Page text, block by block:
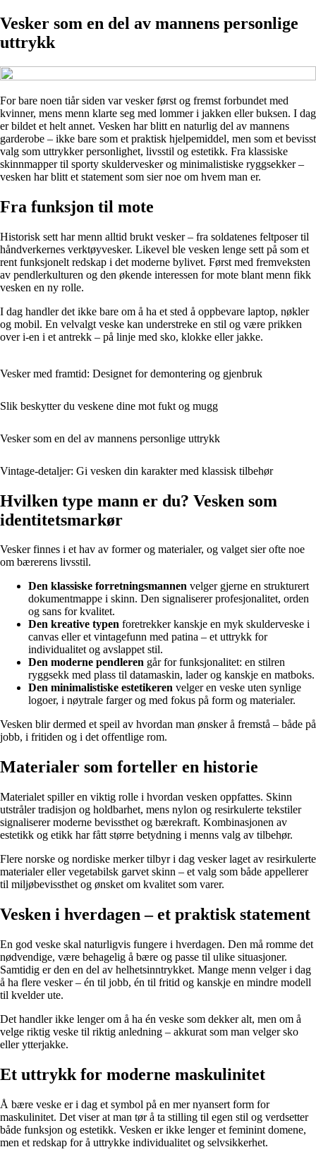
Vesker som en del av mannens personlige
uttrykk
For bare noen tiår siden var vesker først og fremst forbundet med
kvinner, mens menn klarte seg med lommer i jakken eller buksen. I dag
er bildet et helt annet. Vesken har blitt en naturlig del av mannens
garderobe – ikke bare som et praktisk hjelpemiddel, men som et bevisst
valg som uttrykker personlighet, livsstil og estetikk. Fra klassiske
skinnmapper til sporty skuldervesker og minimalistiske ryggsekker –
vesken har blitt et statement som sier noe om hvem man er.
Fra funksjon til mote
Historisk sett har menn alltid brukt vesker – fra soldatenes feltposer til
håndverkernes verktøyvesker. Likevel ble vesken lenge sett på som et
rent funksjonelt redskap i det moderne bylivet. Først med fremveksten
av pendlerkulturen og den økende interessen for mote blant menn fikk
vesken en ny rolle.
I dag handler det ikke bare om å ha et sted å oppbevare laptop, nøkler
og mobil. En velvalgt veske kan understreke en stil og være prikken
over i-en i et antrekk – på linje med sko, klokke eller jakke.
Vesker med framtid: Designet for demontering og gjenbruk
Slik beskytter du veskene dine mot fukt og mugg
Vesker som en del av mannens personlige uttrykk
Vintage-detaljer: Gi vesken din karakter med klassisk tilbehør
Hvilken type mann er du? Vesken som
identitetsmarkør
Vesker finnes i et hav av former og materialer, og valget sier ofte noe
om bærerens livsstil.
Den klassiske forretningsmannen velger gjerne en strukturert
dokumentmappe i skinn. Den signaliserer profesjonalitet, orden
og sans for kvalitet.
Den kreative typen foretrekker kanskje en myk skulderveske i
canvas eller et vintagefunn med patina – et uttrykk for
individualitet og avslappet stil.
Den moderne pendleren går for funksjonalitet: en stilren
ryggsekk med plass til datamaskin, lader og kanskje en matboks.
Den minimalistiske estetikeren velger en veske uten synlige
logoer, i nøytrale farger og med fokus på form og materialer.
Vesken blir dermed et speil av hvordan man ønsker å fremstå – både på
jobb, i fritiden og i det offentlige rom.
Materialer som forteller en historie
Materialet spiller en viktig rolle i hvordan vesken oppfattes. Skinn
utstråler tradisjon og holdbarhet, mens nylon og resirkulerte tekstiler
signaliserer moderne bevissthet og bærekraft. Kombinasjonen av
estetikk og etikk har fått større betydning i menns valg av tilbehør.
Flere norske og nordiske merker tilbyr i dag vesker laget av resirkulerte
materialer eller vegetabilsk garvet skinn – et valg som både appellerer
til miljøbevissthet og ønsket om kvalitet som varer.
Vesken i hverdagen – et praktisk statement
En god veske skal naturligvis fungere i hverdagen. Den må romme det
nødvendige, være behagelig å bære og passe til ulike situasjoner.
Samtidig er den en del av helhetsinntrykket. Mange menn velger i dag
å ha flere vesker – én til jobb, én til fritid og kanskje en mindre modell
til kvelder ute.
Det handler ikke lenger om å ha én veske som dekker alt, men om å
velge riktig veske til riktig anledning – akkurat som man velger sko
eller ytterjakke.
Et uttrykk for moderne maskulinitet
Å bære veske er i dag et symbol på en mer nyansert form for
maskulinitet. Det viser at man tør å ta stilling til egen stil og verdsetter
både funksjon og estetikk. Vesken er ikke lenger et feminint domene,
men et redskap for å uttrykke individualitet og selvsikkerhet.